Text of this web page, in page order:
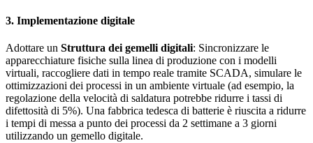
3. Implementazione digitale
Adottare un Struttura dei gemelli digitali: Sincronizzare le
apparecchiature fisiche sulla linea di produzione con i modelli
virtuali, raccogliere dati in tempo reale tramite SCADA, simulare le
ottimizzazioni dei processi in un ambiente virtuale (ad esempio, la
regolazione della velocità di saldatura potrebbe ridurre i tassi di
difettosità di 5%). Una fabbrica tedesca di batterie è riuscita a ridurre
i tempi di messa a punto dei processi da 2 settimane a 3 giorni
utilizzando un gemello digitale.